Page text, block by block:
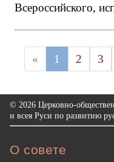
Всероссийского,
« 1 2 3
© 2026 Церковно-
и всея Руси по развитию
О совете